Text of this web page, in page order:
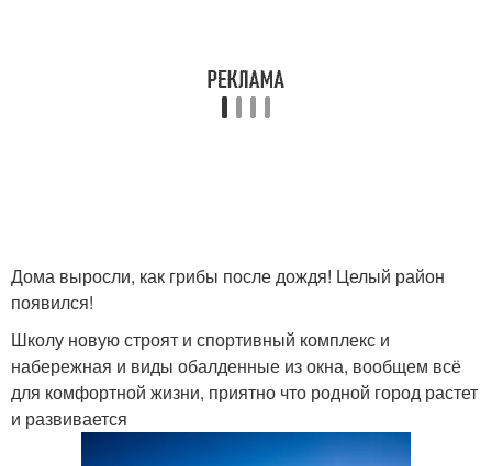
Дома выросли, как грибы после дождя! Целый район
появился!
Школу новую строят и спортивный комплекс и
набережная и виды обалденные из окна, вообщем всё
для комфортной жизни, приятно что родной город растет
и развивается